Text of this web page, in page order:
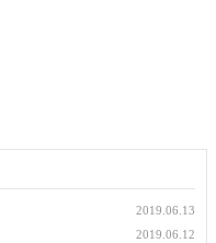
2019.06.13
2019.06.12